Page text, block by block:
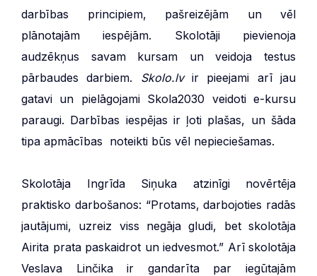
darbības principiem, pašreizējām un vēl
plānotajām iespējām. Skolotāji pievienoja
audzēkņus savam kursam un veidoja testus
pārbaudes darbiem. Skolo.lvir pieejami arī jau
gatavi un pielāgojami Skola2030 veidoti e-kursu
paraugi. Darbības iespējas ir ļoti plašas, un šāda
tipa apmācības noteikti būs vēl nepieciešamas.
Skolotāja Ingrīda Siņuka atzinīgi novērtēja
praktisko darbošanos: “Protams, darbojoties radās
jautājumi, uzreiz viss negāja gludi, bet skolotāja
Airita prata paskaidrot un iedvesmot.” Arī skolotāja
Veslava Linčika ir gandarīta par iegūtajām